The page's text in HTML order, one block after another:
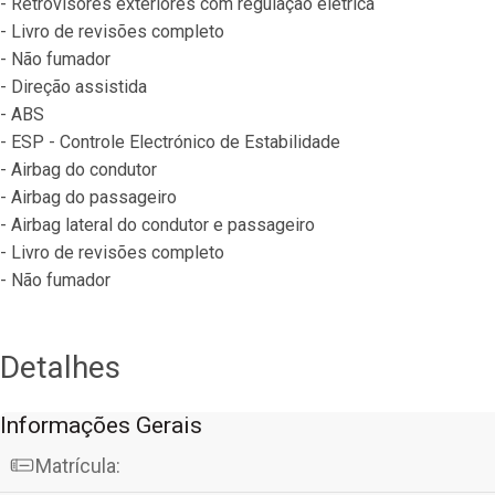
- Livro de revisões completo
- Não fumador
- Direção assistida
- ABS
- ESP - Controle Electrónico de Estabilidade
- Airbag do condutor
- Airbag do passageiro
- Airbag lateral do condutor e passageiro
- Livro de revisões completo
- Não fumador
Detalhes
Informações Gerais
Matrícula: